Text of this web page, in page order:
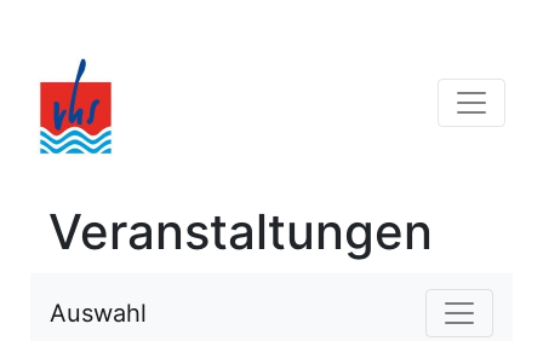
Veranstaltungen
Auswahl